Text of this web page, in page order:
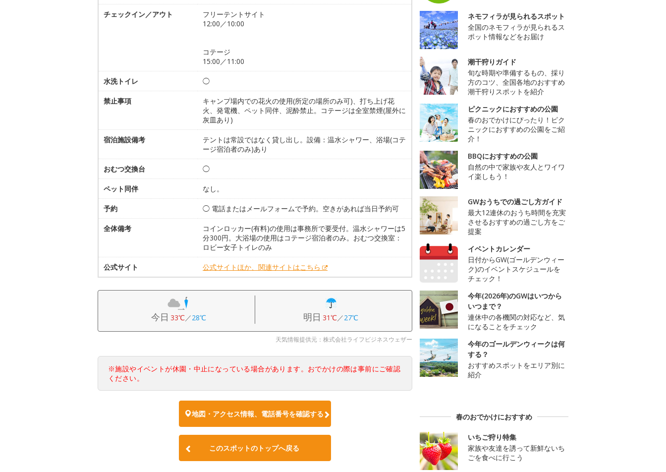
チェックイン／アウト
フリーテントサイト
12:00／10:00
コテージ
15:00／11:00
水洗トイレ ◯
禁止事項
キャンプ場内での花火の使用(所定の場所のみ可)、打ち上げ花
火、発電機、ペット同伴、泥酔禁止。コテージは全室禁煙(屋外に
灰皿あり)
宿泊施設備考
テントは常設ではなく貸し出し。設備：温水シャワー、浴場(コテ
ージ宿泊者のみ)あり
おむつ交換台 ◯
ペット同伴 なし。
予約 ◯ 電話またはメールフォームで予約。空きがあれば当日予約可
全体備考
コインロッカー(有料)の使用は事務所で要受付。温水シャワーは5
分300円。大浴場の使用はコテージ宿泊者のみ。おむつ交換室：
ロビー女子トイレのみ
公式サイト 公式サイトほか、関連サイトはこちら
今日 33℃／28℃ 明日 31℃／27℃
天気情報提供元：株式会社ライフビジネスウェザー
※施設やイベントが休園・中止になっている場合があります。おでかけの際は事前にご確認
ください。
地図・アクセス情報、電話番号を確認する
このスポットのトップへ戻る
ネモフィラが見られるスポット
全国のネモフィラが見られるス
ポット情報などをお届け
潮干狩りガイド
旬な時期や準備するもの、採り
方のコツ、全国各地のおすすめ
潮干狩りスポットを紹介
ピクニックにおすすめの公園
春のおでかけにぴったり！ピク
ニックにおすすめの公園をご紹
介！
BBQにおすすめの公園
自然の中で家族や友人とワイワ
イ楽しもう！
GWおうちでの過ごし方ガイド
最大12連休のおうち時間を充実
させるおすすめの過ごし方をご
提案
イベントカレンダー
日付からGW(ゴールデンウィー
ク)のイベントスケジュールを
チェック！
今年(2026年)のGWはいつから
いつまで？
連休中の各機関の対応など、気
になることをチェック
今年のゴールデンウィークは何
する？
おすすめスポットをエリア別に
紹介
春のおでかけにおすすめ
いちご狩り特集
家族や友達を誘って新鮮ないち
ごを食べに行こう